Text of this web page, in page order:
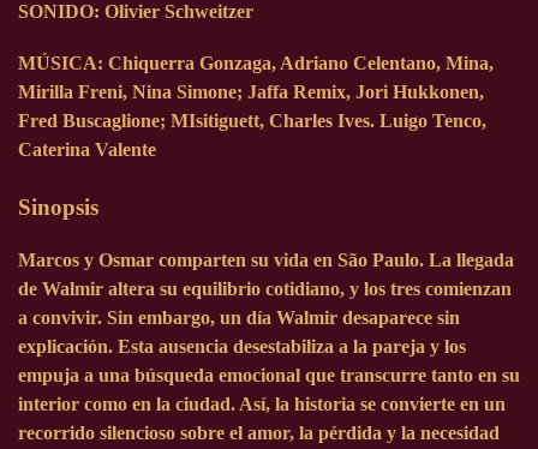
SONIDO: Olivier Schweitzer
MÚSICA: Chiquerra Gonzaga, Adriano Celentano, Mina,
Mirilla Freni, Nina Simone; Jaffa Remix, Jori Hukkonen,
Fred Buscaglione; MIsitiguett, Charles Ives. Luigo Tenco,
Caterina Valente
Sinopsis
Marcos y Osmar comparten su vida en São Paulo. La llegada
de Walmir altera su equilibrio cotidiano, y los tres comienzan
a convivir. Sin embargo, un día Walmir desaparece sin
explicación. Esta ausencia desestabiliza a la pareja y los
empuja a una búsqueda emocional que transcurre tanto en su
interior como en la ciudad. Así, la historia se convierte en un
recorrido silencioso sobre el amor, la pérdida y la necesidad